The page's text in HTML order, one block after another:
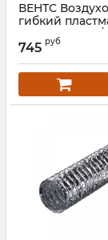
ВЕНТС
гибкий
Изовент Н150/
Артикул:
745 руб